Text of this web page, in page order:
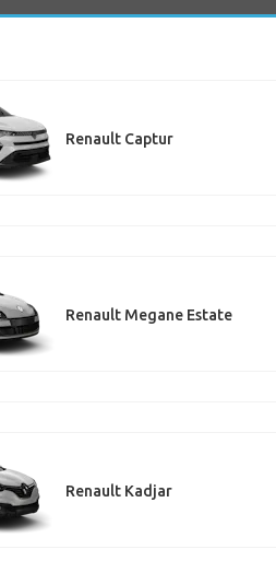
Renault Captur
Renault Megane Estate
Renault Kadjar